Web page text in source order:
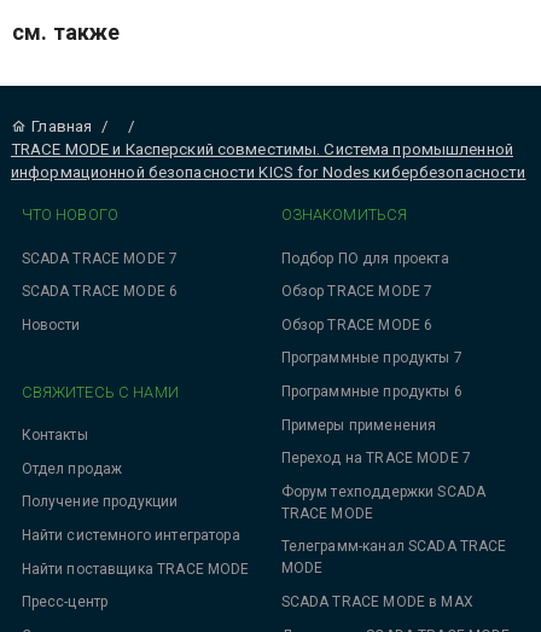
см. также
Главная /
/
TRACE MODE и Касперский совместимы. Система промышленной
информационной безопасности KICS for Nodes кибербезопасности
ЧТО НОВОГО
SCADA TRACE MODE 7
SCADA TRACE MODE 6
Новости
ОЗНАКОМИТЬСЯ
Подбор ПО для проекта
Обзор TRACE MODE 7
Обзор TRACE MODE 6
Программные продукты 7
Программные продукты 6
Примеры применения
Переход на TRACE MODE 7
Форум техподдержки SCADA
TRACE MODE
Телеграмм-канал SCADA TRACE
MODE
SCADA TRACE MODE в MAX
СВЯЖИТЕСЬ С НАМИ
Контакты
Отдел продаж
Получение продукции
Найти системного интегратора
Найти поставщика TRACE MODE
Пресс-центр